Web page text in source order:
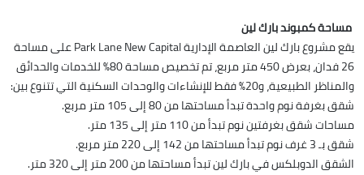
مساحة كمبوند بارك لين
يقع مشروع بارك لين العاصمة الإدارية Park Lane New Capital على مساحة
26 فدان، بعرض 450 متر مربع، تم تخصيص مساحة 80% للخدمات والحدائق
والمناظر الطبيعية، و20% فقط للإنشاءات والوحدات السكنية التي تتنوع بين:
شقق بغرفة نوم واحدة تبدأ مساحتها من 80 إلى 105 متر مربع.
مساحات شقق بغرفتين نوم تبدأ من 110 متر إلى 135 متر.
شقق بـ 3 غرف نوم تبدأ مساحتها من 142 إلى 220 متر مربع.
الشقق الدوبلكس في بارك لين تبدأ مساحتها من 200 متر إلى 320 متر.